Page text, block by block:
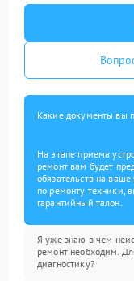
Какие документы вы
На этапе приема
ремонт вам будет
обязательств на
по ремонту техники,
гарантийный талон.
Я уже знаю в чем
ремонт необходим.
диагностику?